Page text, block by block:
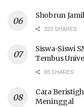
Shobrun
323 SHARES
Siswa-Siswi
Tembus
85 SHARES
Cara
Meninggal